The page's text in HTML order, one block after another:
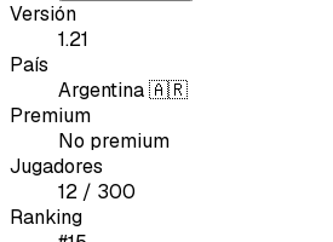
Versión
1.21
País
Argentina 🇦🇷
Premium
No premium
Jugadores
12 / 300
Ranking